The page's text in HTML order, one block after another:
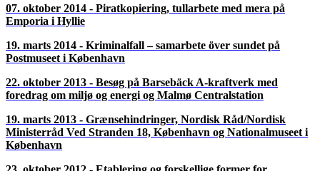
20. september 2017 - Seminar på Handelskammaren i Malmø,
Börshuset
16. juni 2017 - Kom og vær med på FOLKEMØDE
25. januar 2017 - Sveriges Ambassad
24. oktober 2016 - Högsta domstolen den 24 oktober 2016
29. august 2016 - Heldagsseminarium på Ven
05. april 2016 - Seminar og generalforsamling den 5. april 2016
om arbejdsret, asyl og udlændingeret på Valencia